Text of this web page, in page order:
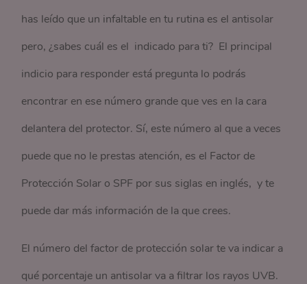
has leído que un infaltable en tu rutina es el antisolar
pero, ¿sabes cuál es el indicado para ti? El principal
indicio para responder está pregunta lo podrás
encontrar en ese número grande que ves en la cara
delantera del protector. Sí, este número al que a veces
puede que no le prestas atención, es el Factor de
Protección Solar o SPF por sus siglas en inglés, y te
puede dar más información de la que crees.
El número del factor de protección solar te va indicar a
qué porcentaje un antisolar va a filtrar los rayos UVB.